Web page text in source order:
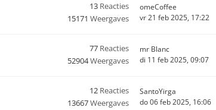
13 Reacties
15171 Weergaves
omeCoffee
vr 21 feb 2025, 17:22
77 Reacties
52904Weergaves
mr Blanc
di 11 feb 2025, 09:07
12 Reacties
13667Weergaves
SantoYirga
do 06 feb 2025, 16:06